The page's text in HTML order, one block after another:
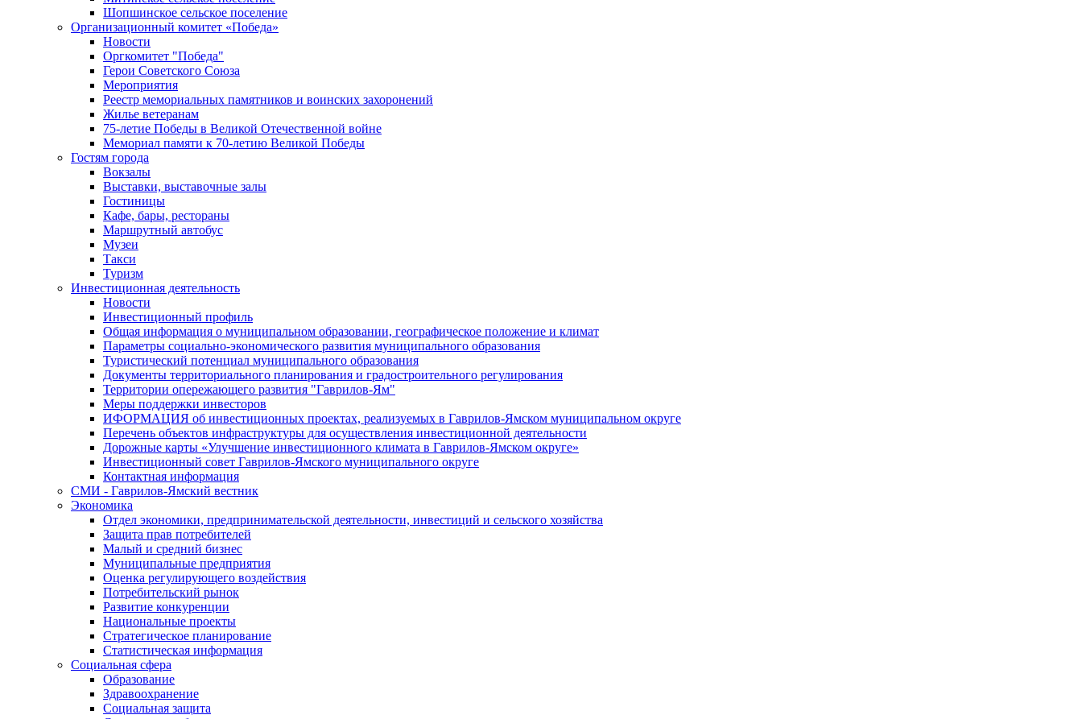
Шопшинское сельское поселение
Организационный комитет «Победа»
Новости
Оргкомитет "Победа"
Герои Советского Союза
Мероприятия
Реестр мемориальных памятников и воинских захоронений
Жилье ветеранам
75-летие Победы в Великой Отечественной войне
Мемориал памяти к 70-летию Великой Победы
Гостям города
Вокзалы
Выставки, выставочные залы
Гостиницы
Кафе, бары, рестораны
Маршрутный автобус
Музеи
Такси
Туризм
Инвестиционная деятельность
Новости
Инвестиционный профиль
Общая информация о муниципальном образовании, географическое положение и климат
Параметры социально-экономического развития муниципального образования
Туристический потенциал муниципального образования
Документы территориального планирования и градостроительного регулирования
Территории опережающего развития "Гаврилов-Ям"
Меры поддержки инвесторов
ИФОРМАЦИЯ об инвестиционных проектах, реализуемых в Гаврилов-Ямском муниципальном округе
Перечень объектов инфраструктуры для осуществления инвестиционной деятельности
Дорожные карты «Улучшение инвестиционного климата в Гаврилов-Ямском округе»
Инвестиционный совет Гаврилов-Ямского муниципального округе
Контактная информация
СМИ - Гаврилов-Ямский вестник
Экономика
Отдел экономики, предпринимательской деятельности, инвестиций и сельского хозяйства
Защита прав потребителей
Малый и средний бизнес
Муниципальные предприятия
Оценка регулирующего воздействия
Потребительский рынок
Развитие конкуренции
Национальные проекты
Стратегическое планирование
Статистическая информация
Социальная сфера
Образование
Здравоохранение
Социальная защита